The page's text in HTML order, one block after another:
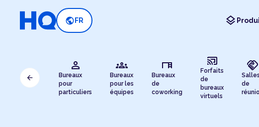
public FR layers
person
Bureaux
pour
particuliers
groups
Bureaux
pour les
équipes
desk
Bureaux
de
coworking
cast_connected
Forfaits
de
bureaux
virtuels
handshake
Salles
de
arrow_back